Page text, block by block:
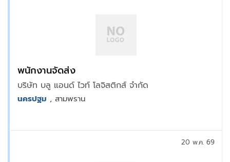
พนักงานจัดส่ง
บริษัท บลู แอนด์ ไวท์ โลจิสติกส์ จำกัด
นครปฐม , สามพราน
20 พ.ค. 69